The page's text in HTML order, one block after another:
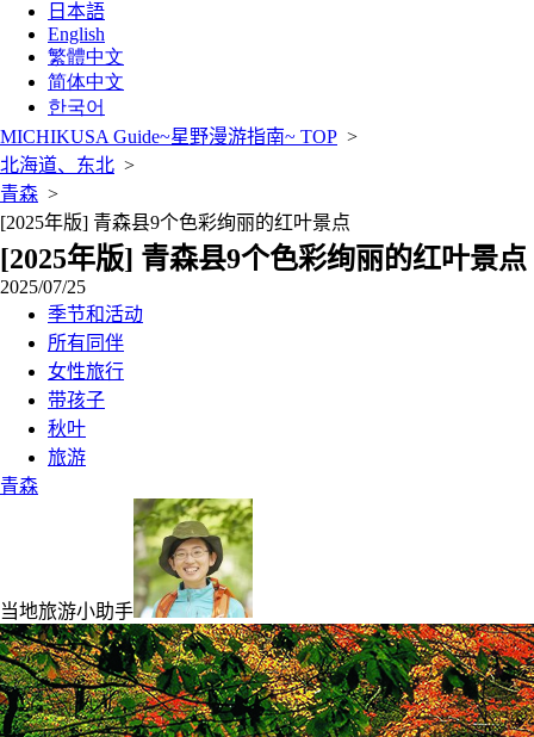
日本語
English
繁體中文
简体中文
한국어
MICHIKUSA Guide~星野漫游指南~ TOP >
北海道、东北 >
青森 >
[2025年版] 青森县9个色彩绚丽的红叶景点
[2025年版] 青森县9个色彩绚丽的红叶景点
2025/07/25
季节和活动
所有同伴
女性旅行
带孩子
秋叶
旅游
青森
当地旅游小助手